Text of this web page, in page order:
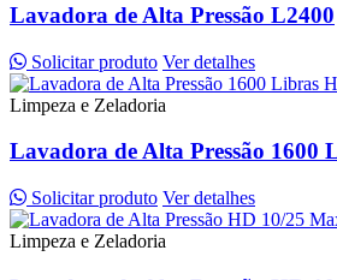
Lavadora de Alta Pressão L2400
Solicitar produto Ver detalhes
Limpeza e Zeladoria
Lavadora de Alta Pressão 1600
Solicitar produto Ver detalhes
Limpeza e Zeladoria